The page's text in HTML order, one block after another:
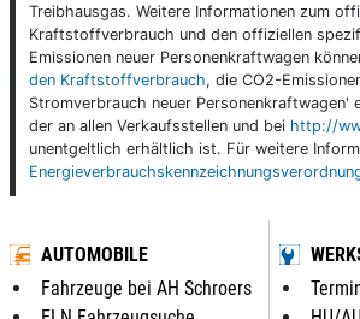
Treibhausgas. Weitere Informationen zum
Kraftstoffverbrauch und den offiziellen
Emissionen neuer Personenkraftwagen
den Kraftstoffverbrauch, die CO2-
Stromverbrauch neuer Personenkraftwagen'
der an allen Verkaufsstellen und bei http://
unentgeltlich erhältlich ist. Für weitere
AUTOMOBILE
Fahrzeuge bei AH Schroers